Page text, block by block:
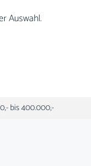
Auswahl.
bis 400.000,-